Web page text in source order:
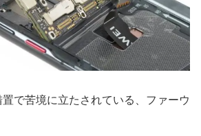
で苦境に立たされている、ファーウ